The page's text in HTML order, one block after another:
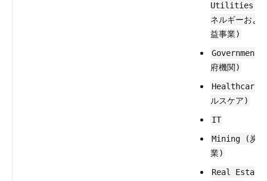
Utilities (
ネルギーおよ
益事業)
Government
府機関)
Healthcare
ルスケア)
IT
Mining (炭鉱
業)
Real Estate